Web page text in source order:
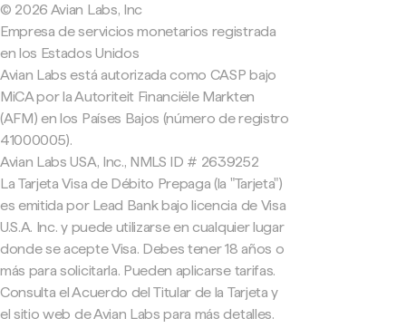
© 2026 Avian Labs, Inc
Empresa de servicios monetarios registrada
en los Estados Unidos
Avian Labs está autorizada como CASP bajo
MiCA por la Autoriteit Financiële Markten
(AFM) en los Países Bajos (número de registro
41000005).
Avian Labs USA, Inc., NMLS ID # 2639252
La Tarjeta Visa de Débito Prepaga (la "Tarjeta")
es emitida por Lead Bank bajo licencia de Visa
U.S.A. Inc. y puede utilizarse en cualquier lugar
donde se acepte Visa. Debes tener 18 años o
más para solicitarla. Pueden aplicarse tarifas.
Consulta el Acuerdo del Titular de la Tarjeta y
el sitio web de Avian Labs para más detalles.